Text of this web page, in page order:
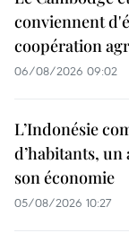
conviennent
coopération
06/08/2026 09:02
L’Indonésie
d’habitants,
son économie
05/08/2026 10:27